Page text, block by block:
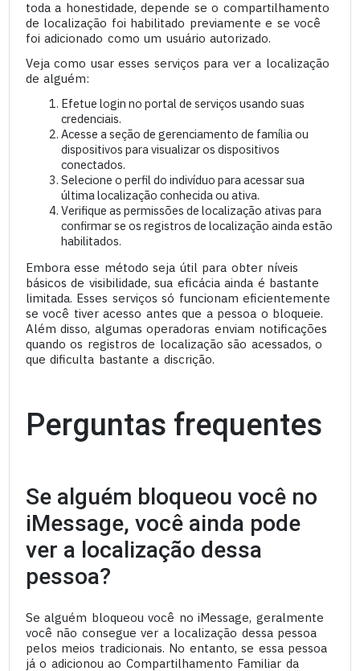
toda a honestidade, depende se o compartilhamento
de localização foi habilitado previamente e se você
foi adicionado como um usuário autorizado.
Veja como usar esses serviços para ver a localização
de alguém:
Efetue login no portal de serviços usando suas
credenciais.
Acesse a seção de gerenciamento de família ou
dispositivos para visualizar os dispositivos
conectados.
Selecione o perfil do indivíduo para acessar sua
última localização conhecida ou ativa.
Verifique as permissões de localização ativas para
confirmar se os registros de localização ainda estão
habilitados.
Embora esse método seja útil para obter níveis
básicos de visibilidade, sua eficácia ainda é bastante
limitada. Esses serviços só funcionam eficientemente
se você tiver acesso antes que a pessoa o bloqueie.
Além disso, algumas operadoras enviam notificações
quando os registros de localização são acessados, o
que dificulta bastante a discrição.
Perguntas frequentes
Se alguém bloqueou você no
iMessage, você ainda pode
ver a localização dessa
pessoa?
Se alguém bloqueou você no iMessage, geralmente
você não consegue ver a localização dessa pessoa
pelos meios tradicionais. No entanto, se essa pessoa
já o adicionou ao Compartilhamento Familiar da